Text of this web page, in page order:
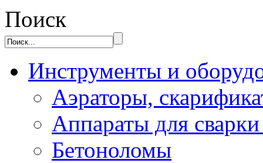
Поиск
Инструменты и
Аэраторы,
Аппараты для
Бетоноломы